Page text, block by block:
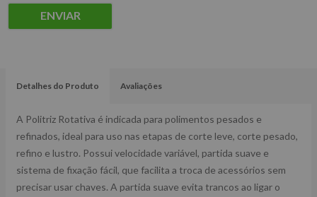
ENVIAR
Detalhes do Produto Avaliações
A Politriz Rotativa é indicada para polimentos pesados e
refinados, ideal para uso nas etapas de corte leve, corte pesado,
refino e lustro. Possui velocidade variável, partida suave e
sistema de fixação fácil, que facilita a troca de acessórios sem
precisar usar chaves. A partida suave evita trancos ao ligar o